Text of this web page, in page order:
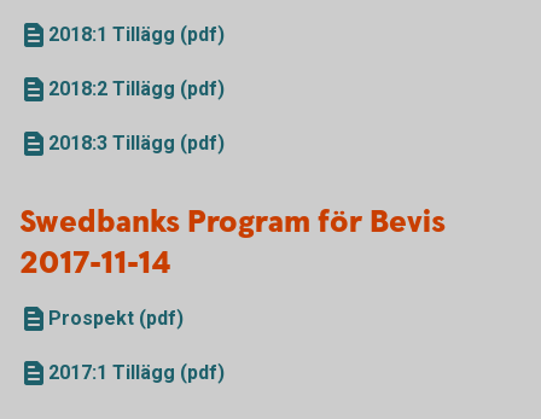
2018:1 Tillägg (pdf)
2018:2 Tillägg (pdf)
2018:3 Tillägg (pdf)
Swedbanks Program för Bevis
2017-11-14
Prospekt (pdf)
2017:1 Tillägg (pdf)